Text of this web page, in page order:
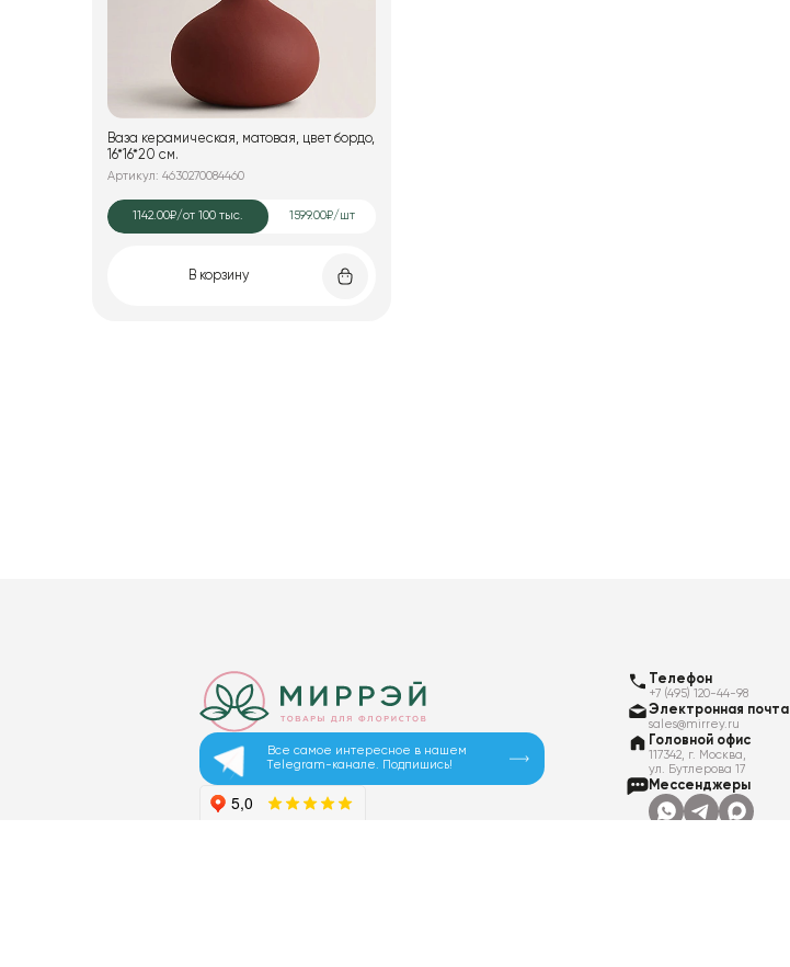
Ваза керамическая, матовая, цвет бордо,
16*16*20 см.
Артикул: 4630270084460
1142.00₽/от 100 тыс. 1599.00₽/шт
В корзину
Все самое интересное в нашем
Telegram-канале. Подпишись!
Телефон
+7 (495) 120-44-98
Электронная почта
sales@mirrey.ru
Головной офис
117342, г. Москва,
ул. Бутлерова 17
Мессенджеры